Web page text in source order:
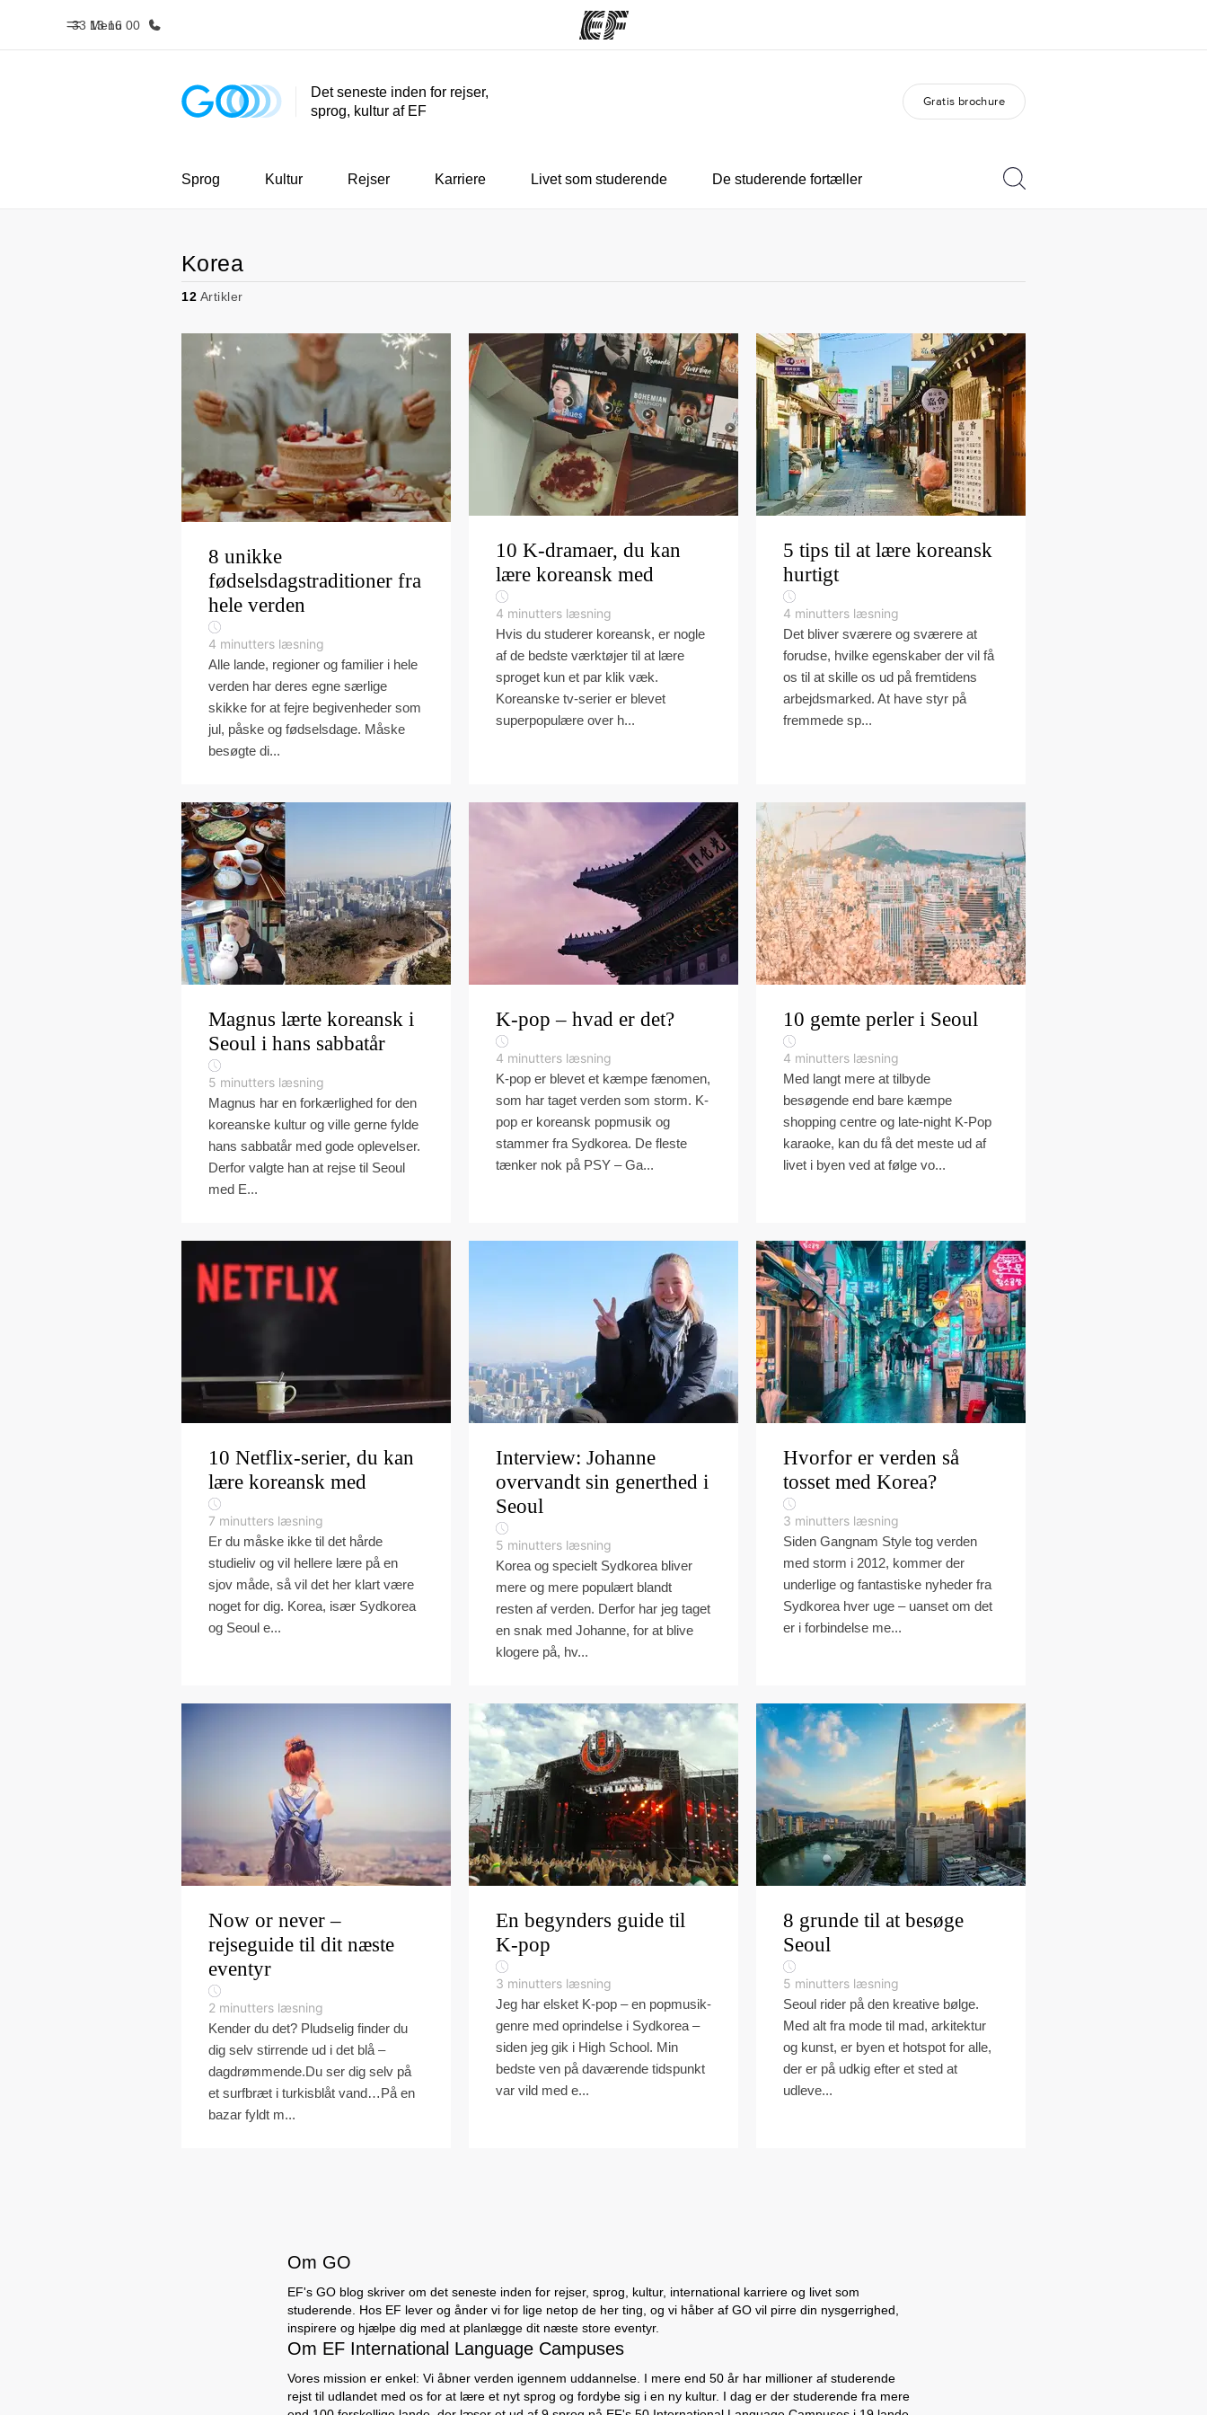
Menu
33 13 16 00
Hjem Programmer Karriere
Det seneste inden for rejser,
sprog, kultur af EF
Gratis brochure
Sprog Kultur Rejser Karriere Livet som studerende De studerende fortæller
Korea
12 Artikler
8 unikke
fødselsdagstraditioner fra
hele verden
4 minutters læsning
Alle lande, regioner og familier i hele
verden har deres egne særlige
skikke for at fejre begivenheder som
jul, påske og fødselsdage. Måske
besøgte di...
10 K-dramaer, du kan
lære koreansk med
4 minutters læsning
Hvis du studerer koreansk, er nogle
af de bedste værktøjer til at lære
sproget kun et par klik væk.
Koreanske tv-serier er blevet
superpopulære over h...
5 tips til at lære koreansk
hurtigt
4 minutters læsning
Det bliver sværere og sværere at
forudse, hvilke egenskaber der vil få
os til at skille os ud på fremtidens
arbejdsmarked. At have styr på
fremmede sp...
Magnus lærte koreansk i
Seoul i hans sabbatår
5 minutters læsning
Magnus har en forkærlighed for den
koreanske kultur og ville gerne fylde
hans sabbatår med gode oplevelser.
Derfor valgte han at rejse til Seoul
med E...
K-pop – hvad er det?
4 minutters læsning
K-pop er blevet et kæmpe fænomen,
som har taget verden som storm. K-
pop er koreansk popmusik og
stammer fra Sydkorea. De fleste
tænker nok på PSY – Ga...
10 gemte perler i Seoul
4 minutters læsning
Med langt mere at tilbyde
besøgende end bare kæmpe
shopping centre og late-night K-Pop
karaoke, kan du få det meste ud af
livet i byen ved at følge vo...
10 Netflix-serier, du kan
lære koreansk med
7 minutters læsning
Er du måske ikke til det hårde
studieliv og vil hellere lære på en
sjov måde, så vil det her klart være
noget for dig. Korea, især Sydkorea
og Seoul e...
Interview: Johanne
overvandt sin generthed i
Seoul
5 minutters læsning
Korea og specielt Sydkorea bliver
mere og mere populært blandt
resten af verden. Derfor har jeg taget
en snak med Johanne, for at blive
klogere på, hv...
Hvorfor er verden så
tosset med Korea?
3 minutters læsning
Siden Gangnam Style tog verden
med storm i 2012, kommer der
underlige og fantastiske nyheder fra
Sydkorea hver uge – uanset om det
er i forbindelse me...
Now or never –
rejseguide til dit næste
eventyr
2 minutters læsning
Kender du det? Pludselig finder du
dig selv stirrende ud i det blå –
dagdrømmende.Du ser dig selv på
et surfbræt i turkisblåt vand…På en
bazar fyldt m...
En begynders guide til
K-pop
3 minutters læsning
Jeg har elsket K-pop – en popmusik-
genre med oprindelse i Sydkorea –
siden jeg gik i High School. Min
bedste ven på daværende tidspunkt
var vild med e...
8 grunde til at besøge
Seoul
5 minutters læsning
Seoul rider på den kreative bølge.
Med alt fra mode til mad, arkitektur
og kunst, er byen et hotspot for alle,
der er på udkig efter et sted at
udleve...
Om GO
EF's GO blog skriver om det seneste inden for rejser, sprog, kultur, international karriere og livet som
studerende. Hos EF lever og ånder vi for lige netop de her ting, og vi håber af GO vil pirre din nysgerrighed,
inspirere og hjælpe dig med at planlægge dit næste store eventyr.
Om EF International Language Campuses
Vores mission er enkel: Vi åbner verden igennem uddannelse. I mere end 50 år har millioner af studerende
rejst til udlandet med os for at lære et nyt sprog og fordybe sig i en ny kultur. I dag er der studerende fra mere